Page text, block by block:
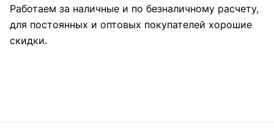
Работаем за наличные и по безналичному расчету,
для постоянных и оптовых покупателей хорошие
скидки.